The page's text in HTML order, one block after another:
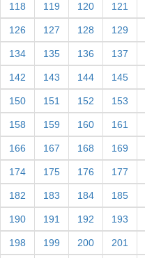
118 119 120 121
126 127 128 129
134 135 136 137
142 143 144 145
150 151 152 153
158 159 160 161
166 167 168 169
174 175 176 177
182 183 184 185
190 191 192 193
198 199 200 201